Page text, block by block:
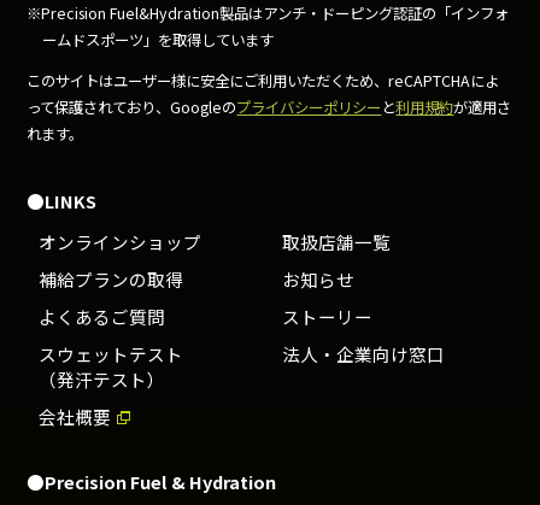
※Precision Fuel&Hydration製品はアンチ・ドーピング認証の「インフォ
ームドスポーツ」を取得しています
このサイトはユーザー様に安全にご利用いただくため、reCAPTCHAによ
って保護されており、Googleのプライバシーポリシー と利用規約が適用さ
れます。
●LINKS
オンラインショップ
取扱店舗一覧
補給プランの取得
お知らせ
よくあるご質問
ストーリー
スウェットテスト
（発汗テスト）
法人・企業向け窓口
会社概要
●Precision Fuel & Hydration